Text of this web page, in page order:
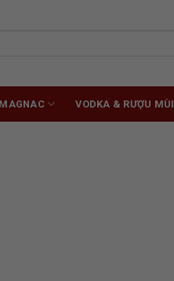
VODKA & RƯỢU MÙI